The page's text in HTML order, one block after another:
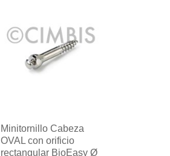
Minitornillo Cabeza
OVAL con orificio
rectangular BioEasy Ø